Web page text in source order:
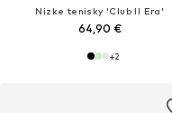
Nízke tenisky 'Club II Era'
64,90 €
+2